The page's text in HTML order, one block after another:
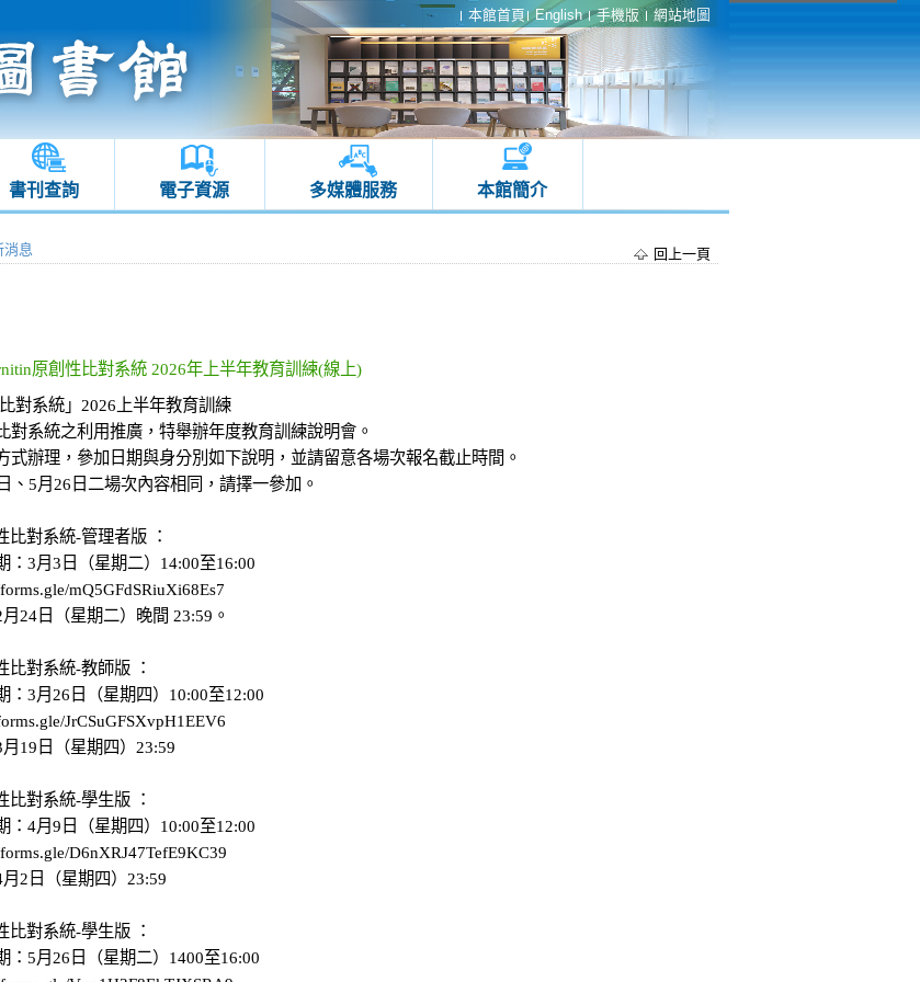
本館首頁 English 手機版 網站地圖
書刊查詢 電子資源 多媒體服務 本館簡介
消息 回上一頁
原創性比對系統 2026年上半年教育訓練(線上)
對系統」2026上半年教育訓練
對系統之利用推廣，特舉辦年度教育訓練說明會。
式辦理，參加日期與身分別如下說明，並請留意各場次報名截止時間。
、5月26日二場次內容相同，請擇一參加。
比對系統-管理者版 ：
：3月3日（星期二）14:00至16:00
mQ5GFdSRiuXi68Es7
24日（星期二）晚間 23:59。
比對系統-教師版 ：
：3月26日（星期四）10:00至12:00
JrCSuGFSXvpH1EEV6
19日（星期四）23:59
比對系統-學生版 ：
：4月9日（星期四）10:00至12:00
D6nXRJ47TefE9KC39
2日（星期四）23:59
比對系統-學生版 ：
：5月26日（星期二）1400至16:00